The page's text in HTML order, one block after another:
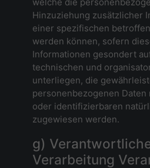
Hinzuziehung zusätzlicher
einer spezifischen
werden können, sofern
Informationen gesondert
technischen und
unterliegen, die
personenbezogenen
oder identifizierbaren
zugewiesen werden.
g)
Verarbeitung